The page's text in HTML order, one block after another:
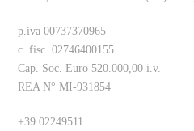
p.iva 00737370965
c. fisc. 02746400155
Cap. Soc. Euro 520.000,00 i.v.
REA N° MI-931854
+39 02249511